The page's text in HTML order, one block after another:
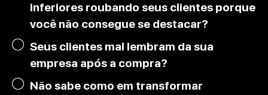
inferiores roubando seus clientes porque
você não consegue se destacar?
Seus clientes mal lembram da sua
empresa após a compra?
Não sabe como em transformar